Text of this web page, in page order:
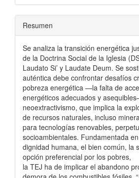
Resumen
Se analiza la transición energética
de la Doctrina Social de la Iglesia
Laudato Si’ y Laudate Deum. Se
auténtica debe confrontar desafíos
pobreza energética —la falta de
energéticos adecuados y
neoextractivismo, que implica la
de recursos naturales, incluso
para tecnologías renovables,
socioambientales. Fundamentada
dignidad humana, el bien común, la
opción preferencial por los pobres,
la TEJ ha de implicar el abandono